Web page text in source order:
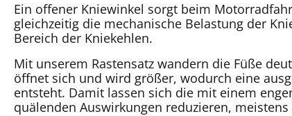
Ein offener Kniewinkel sorgt beim
gleichzeitig die mechanische Belastung der
Bereich der Kniekehlen.
Mit unserem Rastensatz wandern die Füße
öffnet sich und wird größer, wodurch eine
entsteht. Damit lassen sich die mit einem
quälenden Auswirkungen reduzieren,